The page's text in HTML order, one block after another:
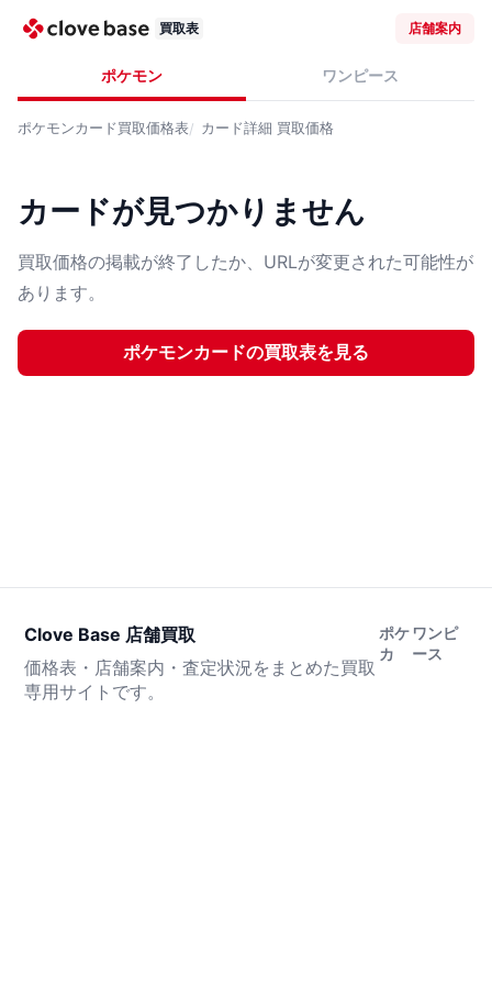
買取表 店舗案内
ポケモン ワンピース
ポケモンカード買取価格表 カード詳細 買取価格
カードが見つかりません
買取価格の掲載が終了したか、URLが変更された可能性が
あります。
ポケモンカードの買取表を見る
Clove Base 店舗買取
価格表・店舗案内・査定状況をまとめた買取
専用サイトです。
ポケ
カ
ワンピ
ース